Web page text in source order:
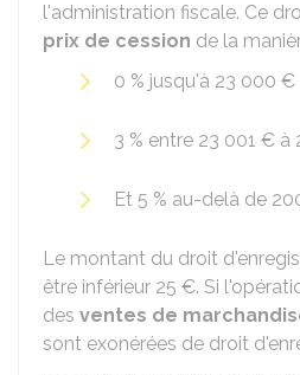
l'administration fiscale. Ce
prix de cession de la
0 % jusqu'à 23 000 €
3 % entre 23 001 € à
Et 5 % au-delà de
Le montant du droit
être inférieur 25 €. Si
des ventes de
sont exonérées de droit